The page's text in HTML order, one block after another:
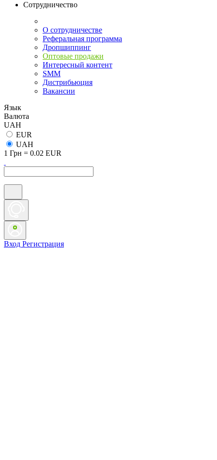
Сотрудничество
О сотрудничестве
Реферальная программа
Дропшиппинг
Оптовые продажи
Интересный контент
SMM
Дистрибьюция
Вакансии
Язык
Валюта
UAH
EUR
UAH
1 Грн = 0.02 EUR
Вход Регистрация